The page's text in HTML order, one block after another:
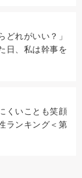
どれがいい？」
日、私は幹事を
くいことも笑顔
ランキング＜第